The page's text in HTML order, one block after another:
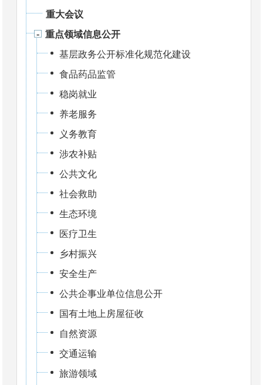
重大会议
重点领域信息公开
基层政务公开标准化规范化建设
食品药品监管
稳岗就业
养老服务
义务教育
涉农补贴
公共文化
社会救助
生态环境
医疗卫生
乡村振兴
安全生产
公共企事业单位信息公开
国有土地上房屋征收
自然资源
交通运输
旅游领域